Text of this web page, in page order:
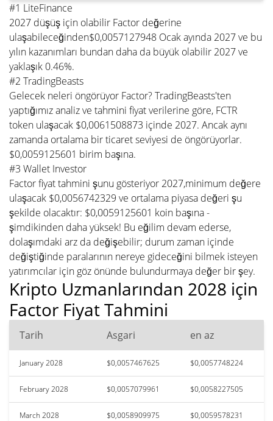
#1 LiteFinance
2027 düşüş için olabilir Factor değerine
ulaşabileceğinden$0,0057127948 Ocak ayında 2027 ve bu
yılın kazanımları bundan daha da büyük olabilir 2027 ve
yaklaşık 0.46%.
#2 TradingBeasts
Gelecek neleri öngörüyor Factor? TradingBeasts'ten
yaptığımız analiz ve tahmini fiyat verilerine göre, FCTR
token ulaşacak $0,0061508873 içinde 2027. Ancak aynı
zamanda ortalama bir ticaret seviyesi de öngörüyorlar.
$0,0059125601 birim başına.
#3 Wallet Investor
Factor fiyat tahmini şunu gösteriyor 2027,minimum değere
ulaşacak $0,0056742329 ve ortalama piyasa değeri şu
şekilde olacaktır: $0,0059125601 koin başına -
şimdikinden daha yüksek! Bu eğilim devam ederse,
dolaşımdaki arz da değişebilir; durum zaman içinde
değiştiğinde paralarının nereye gideceğini bilmek isteyen
yatırımcılar için göz önünde bulundurmaya değer bir şey.
Kripto Uzmanlarından 2028 için
Factor Fiyat Tahmini
Tarih Asgari en az
January 2028 $0,0057467625 $0,0057748224
February 2028 $0,0057079961 $0,0058227505
March 2028 $0,0058909975 $0,0059578231